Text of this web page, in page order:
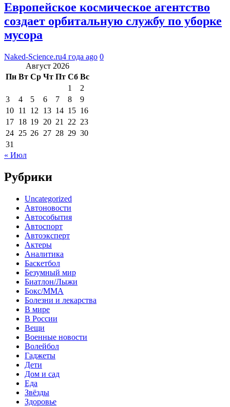
Европейское космическое агентство
создает орбитальную службу по уборке
мусора
Naked-Science.ru4 года ago 0
Август 2026
Пн Вт Ср Чт Пт Сб Вс
1
2
3
4 5 6 7 8
9
10 11 12 13 14 15 16
17 18 19 20 21 22 23
24 25 26 27 28 29 30
31
« Июл
Рубрики
Uncategorized
Автоновости
Автособытия
Автоспорт
Автоэксперт
Актеры
Аналитика
Баскетбол
Безумный мир
Биатлон/Лыжи
Бокс/MMA
Болезни и лекарства
В мире
В России
Вещи
Военные новости
Волейбол
Гаджеты
Дети
Дом и сад
Еда
Звёзды
Здоровье